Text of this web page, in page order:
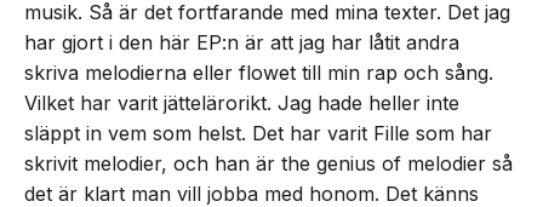
musik. Så är det fortfarande med mina texter. Det jag
har gjort i den här EP:n är att jag har låtit andra
skriva melodierna eller flowet till min rap och sång.
Vilket har varit jättelärorikt. Jag hade heller inte
släppt in vem som helst. Det har varit Fille som har
skrivit melodier, och han är the genius of melodier så
det är klart man vill jobba med honom. Det känns